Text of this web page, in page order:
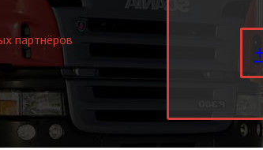
партнёров